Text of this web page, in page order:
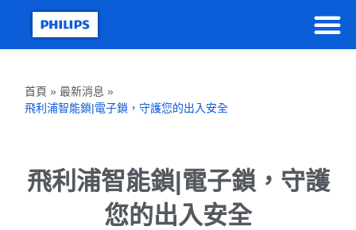
首頁 » 最新消息 »
飛利浦智能鎖|電子鎖，守護您的出入安全
飛利浦智能鎖|電子鎖，守護
您的出入安全